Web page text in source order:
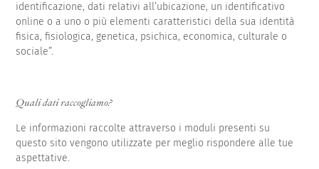
identificazione, dati relativi all’ubicazione, un identificativo
online o a uno o più elementi caratteristici della sua identità
fisica, fisiologica, genetica, psichica, economica, culturale o
sociale”.
Quali dati raccogliamo?
Le informazioni raccolte attraverso i moduli presenti su
questo sito vengono utilizzate per meglio rispondere alle tue
aspettative.